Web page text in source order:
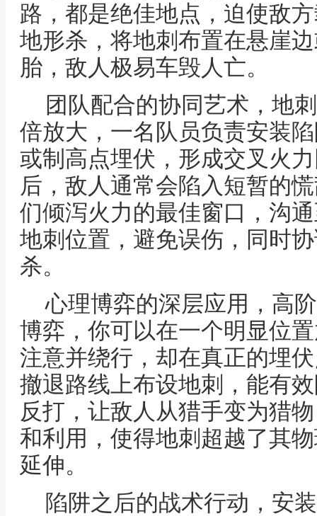
路，都是绝佳地点，迫使敌
地形杀，将地刺布置在悬崖
胎，敌人极易车毁人亡。
团队配合的协同艺术，地
倍放大，一名队员负责安装
或制高点埋伏，形成交叉火
后，敌人通常会陷入短暂的
们倾泻火力的最佳窗口，沟
地刺位置，避免误伤，同时
杀。
心理博弈的深层应用，高
博弈，你可以在一个明显位
注意并绕行，却在真正的埋
撤退路线上布设地刺，能有
反打，让敌人从猎手变为猎
和利用，使得地刺超越了其
延伸。
陷阱之后的战术行动，安